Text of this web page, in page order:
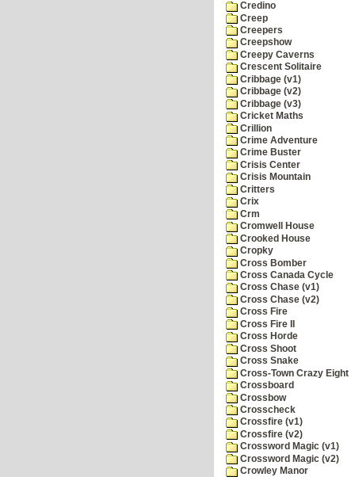
Credino
Creep
Creepers
Creepshow
Creepy Caverns
Crescent Solitaire
Cribbage (v1)
Cribbage (v2)
Cribbage (v3)
Cricket Maths
Crillion
Crime Adventure
Crime Buster
Crisis Center
Crisis Mountain
Critters
Crix
Crm
Cromwell House
Crooked House
Cropky
Cross Bomber
Cross Canada Cycle
Cross Chase (v1)
Cross Chase (v2)
Cross Fire
Cross Fire II
Cross Horde
Cross Shoot
Cross Snake
Cross-Town Crazy Eight
Crossboard
Crossbow
Crosscheck
Crossfire (v1)
Crossfire (v2)
Crossword Magic (v1)
Crossword Magic (v2)
Crowley Manor